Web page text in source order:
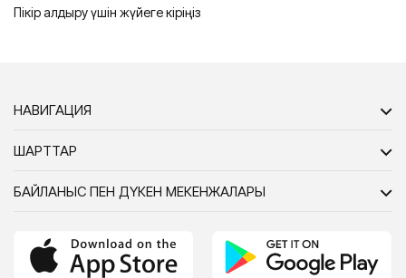
Пікір қалдыру үшін жүйеге кіріңіз
НАВИГАЦИЯ
ШАРТТАР
БАЙЛАНЫС ПЕН ДҮКЕН МЕКЕНЖАЛАРЫ